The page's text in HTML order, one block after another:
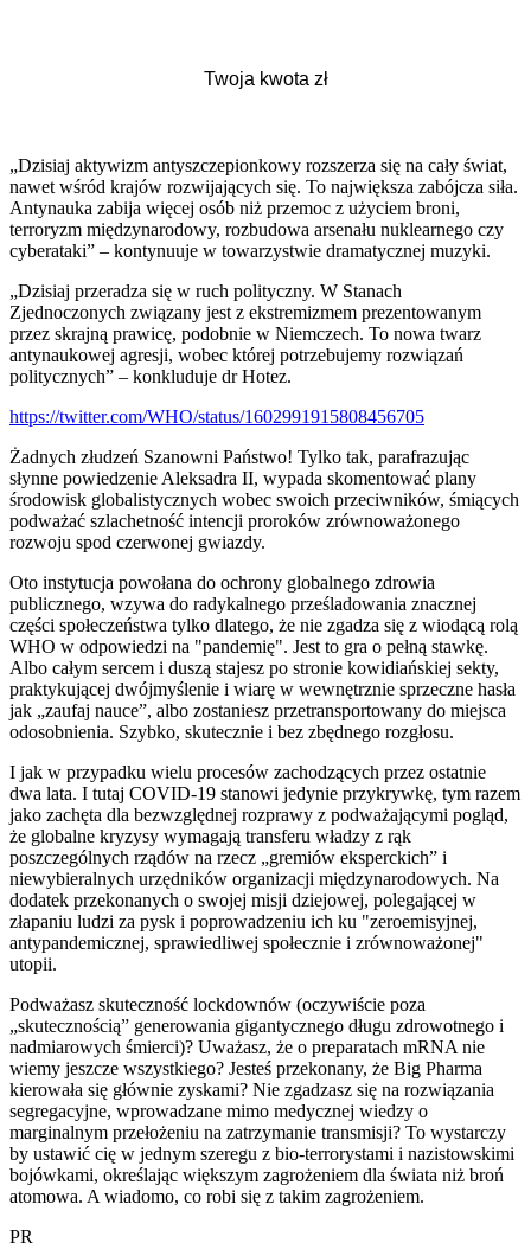
„Dzisiaj aktywizm antyszczepionkowy rozszerza się na cały świat,
nawet wśród krajów rozwijających się. To największa zabójcza siła.
Antynauka zabija więcej osób niż przemoc z użyciem broni,
terroryzm międzynarodowy, rozbudowa arsenału nuklearnego czy
cyberataki” – kontynuuje w towarzystwie dramatycznej muzyki.
„Dzisiaj przeradza się w ruch polityczny. W Stanach
Zjednoczonych związany jest z ekstremizmem prezentowanym
przez skrajną prawicę, podobnie w Niemczech. To nowa twarz
antynaukowej agresji, wobec której potrzebujemy rozwiązań
politycznych” – konkluduje dr Hotez.
https://twitter.com/WHO/status/1602991915808456705
Żadnych złudzeń Szanowni Państwo! Tylko tak, parafrazując
słynne powiedzenie Aleksadra II, wypada skomentować plany
środowisk globalistycznych wobec swoich przeciwników, śmiących
podważać szlachetność intencji proroków zrównoważonego
rozwoju spod czerwonej gwiazdy.
Oto instytucja powołana do ochrony globalnego zdrowia
publicznego, wzywa do radykalnego prześladowania znacznej
części społeczeństwa tylko dlatego, że nie zgadza się z wiodącą rolą
WHO w odpowiedzi na "pandemię". Jest to gra o pełną stawkę.
Albo całym sercem i duszą stajesz po stronie kowidiańskiej sekty,
praktykującej dwójmyślenie i wiarę w wewnętrznie sprzeczne hasła
jak „zaufaj nauce”, albo zostaniesz przetransportowany do miejsca
odosobnienia. Szybko, skutecznie i bez zbędnego rozgłosu.
I jak w przypadku wielu procesów zachodzących przez ostatnie
dwa lata. I tutaj COVID-19 stanowi jedynie przykrywkę, tym razem
jako zachęta dla bezwzględnej rozprawy z podważającymi pogląd,
że globalne kryzysy wymagają transferu władzy z rąk
poszczególnych rządów na rzecz „gremiów eksperckich” i
niewybieralnych urzędników organizacji międzynarodowych. Na
dodatek przekonanych o swojej misji dziejowej, polegającej w
złapaniu ludzi za pysk i poprowadzeniu ich ku "zeroemisyjnej,
antypandemicznej, sprawiedliwej społecznie i zrównoważonej"
utopii.
Podważasz skuteczność lockdownów (oczywiście poza
„skutecznością” generowania gigantycznego długu zdrowotnego i
nadmiarowych śmierci)? Uważasz, że o preparatach mRNA nie
wiemy jeszcze wszystkiego? Jesteś przekonany, że Big Pharma
kierowała się głównie zyskami? Nie zgadzasz się na rozwiązania
segregacyjne, wprowadzane mimo medycznej wiedzy o
marginalnym przełożeniu na zatrzymanie transmisji? To wystarczy
by ustawić cię w jednym szeregu z bio-terrorystami i nazistowskimi
bojówkami, określając większym zagrożeniem dla świata niż broń
atomowa. A wiadomo, co robi się z takim zagrożeniem.
PR